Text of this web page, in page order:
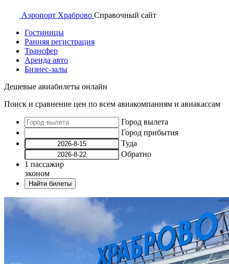
Аэропорт Храброво Справочный сайт
Гостиницы
Ранняя регистрация
Трансфер
Аренда авто
Бизнес-залы
Дешевые авиабилеты онлайн
Поиск и сравнение цен по всем авиакомпаниям и авиакассам
Город вылета
Город прибытия
Туда
Обратно
1 пассажир
эконом
Найти билеты